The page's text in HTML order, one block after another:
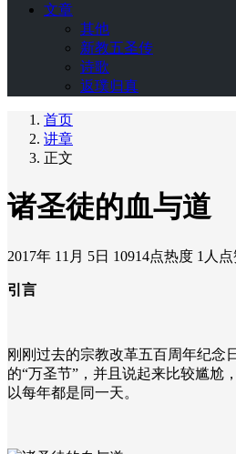
文章
其他
新教五圣传
诗歌
返璞归真
首页
讲章
正文
诸圣徒的血与道
2017年 11月 5日 10914点热度 1人
引言
刚刚过去的宗教改革五百周年纪念
的“万圣节”，并且说起来比较尴尬
以每年都是同一天。